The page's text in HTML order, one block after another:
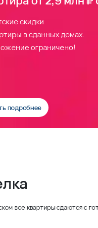
скидки
в сданных домах.
ограничено!
подробнее
все квартиры сдаются с